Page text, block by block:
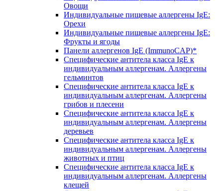
Овощи
Индивидуальные пищевые аллергены IgE:
Орехи
Индивидуальные пищевые аллергены IgE:
Фрукты и ягоды
Панели аллергенов IgE (ImmunoCAP)*
Специфические антитела класса IgE к
индивидуальным аллергенам. Аллергены
гельминтов
Специфические антитела класса IgE к
индивидуальным аллергенам. Аллергены
грибов и плесени
Специфические антитела класса IgE к
индивидуальным аллергенам. Аллергены
деревьев
Специфические антитела класса IgE к
индивидуальным аллергенам. Аллергены
животных и птиц
Специфические антитела класса IgE к
индивидуальным аллергенам. Аллергены
клещей